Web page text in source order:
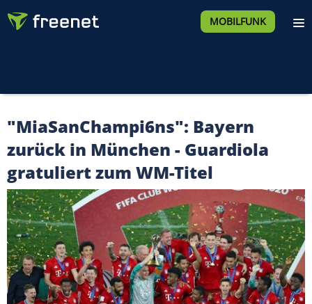
MOBILFUNK
"MiaSanChampi6ns": Bayern
zurück in München - Guardiola
gratuliert zum WM-Titel